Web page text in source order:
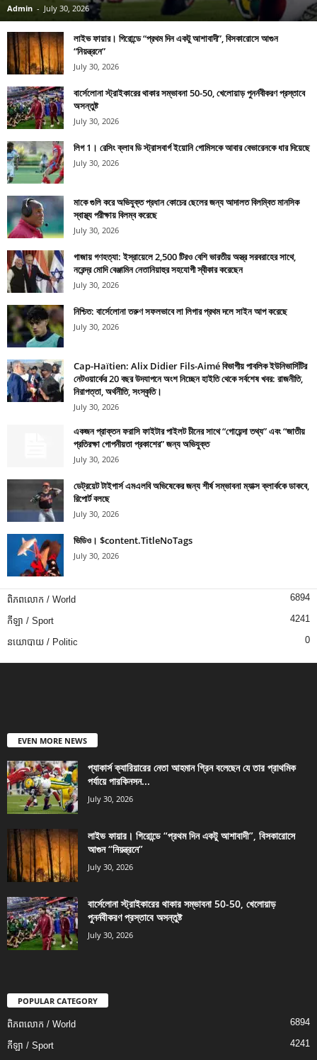
Admin - July 30, 2026
লাইভ ফায়ার। গিরোন্ডে “প্রথম দিন একটু আশাবাদী”, বিসকারোসে আগুন
“নিয়ন্ত্রনে”
July 30, 2026
বার্সেলোনা স্ট্রাইকারের থাকার সম্ভাবনা 50-50, খেলোয়াড় পুনর্নবীকরণ প্রস্তাবে
অসন্তুষ্ট
July 30, 2026
লিগ 1। রেসিং ক্লাব ডি স্ট্রাসবার্গ ইয়োনি গোমিসকে আবার বেভারেনকে ধার দিয়েছে
July 30, 2026
মাকে গুলি করে অভিযুক্ত প্রধান কোচের ছেলের জন্য আদালত বিলম্বিত মানসিক
স্বাস্থ্য পরীক্ষায় বিলম্ব করেছে
July 30, 2026
গাজায় গণহত্যা: ইস্রায়েলে 2,500 টিরও বেশি ভারতীয় অস্ত্র সরবরাহের সাথে,
নরেন্দ্র মোদি বেঞ্জামিন নেতানিয়াহুর সহযোগী স্বীকার করেছেন
July 30, 2026
নিশ্চিত: বার্সেলোনা তরুণ সফলভাবে লা লিগার প্রথম দলে সাইন আপ করেছে
July 30, 2026
Cap-Haïtien: Alix Didier Fils-Aimé বিভাগীয় পাবলিক ইউনিভার্সিটির
নেটওয়ার্কের 20 বছর উদযাপনে অংশ নিচ্ছেন হাইতি থেকে সর্বশেষ খবর: রাজনীতি,
নিরাপত্তা, অর্থনীতি, সংস্কৃতি।
July 30, 2026
একজন প্রাক্তন ফরাসি ফাইটার পাইলট চীনের সাথে “গোয়েন্দা তথ্য” এবং “জাতীয়
প্রতিরক্ষা গোপনীয়তা প্রকাশের” জন্য অভিযুক্ত
July 30, 2026
ডেট্রয়েট টাইগার্স এমএলবি অভিষেকের জন্য শীর্ষ সম্ভাবনা ম্যাক্স ক্লার্ককে ডাকবে,
রিপোর্ট বলছে
July 30, 2026
ভিডিও। $content.TitleNoTags
July 30, 2026
ពិភពលោក / World 6894
កីឡា / Sport 4241
នយោបាយ / Politic 0
EVEN MORE NEWS
প্যাকার্স ক্যারিয়ারের নেতা আহমান গ্রিন বলেছেন যে তার প্রাথমিক
পর্যায়ে পারকিনসন...
July 30, 2026
লাইভ ফায়ার। গিরোন্ডে “প্রথম দিন একটু আশাবাদী”, বিসকারোসে
আগুন “নিয়ন্ত্রনে”
July 30, 2026
বার্সেলোনা স্ট্রাইকারের থাকার সম্ভাবনা 50-50, খেলোয়াড়
পুনর্নবীকরণ প্রস্তাবে অসন্তুষ্ট
July 30, 2026
POPULAR CATEGORY
ពិភពលោក / World 6894
កីឡា / Sport
4241